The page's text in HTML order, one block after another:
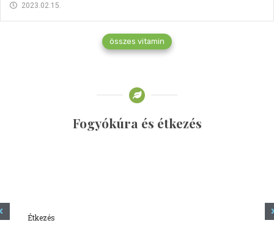
2023.02.15.
összes vitamin
Fogyókúra és étkezés
Étkezés